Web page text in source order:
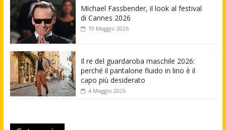
Michael Fassbender, il look al festival
di Cannes 2026
19 Maggio 2026
Il re del guardaroba maschile 2026:
perché il pantalone fluido in lino è il
capo più desiderato
4 Maggio 2026